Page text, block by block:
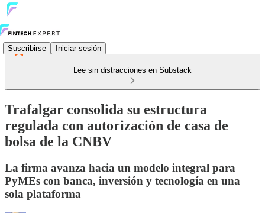
Suscribirse Iniciar sesión
Lee sin distracciones en Substack
Trafalgar consolida su estructura
regulada con autorización de casa de
bolsa de la CNBV
La firma avanza hacia un modelo integral para
PyMEs con banca, inversión y tecnología en una
sola plataforma